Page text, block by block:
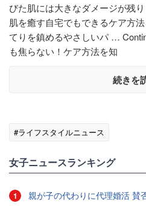
びた肌には大きなダメージが残
肌を癒す自宅でもできるケア方
てりを鎮めるやさしいパ …
も焦らない！ケア方法を知
続きを
#ライフスタイルニュース
女子ニュースランキング
1 親が子の代わりに代理婚活 賛